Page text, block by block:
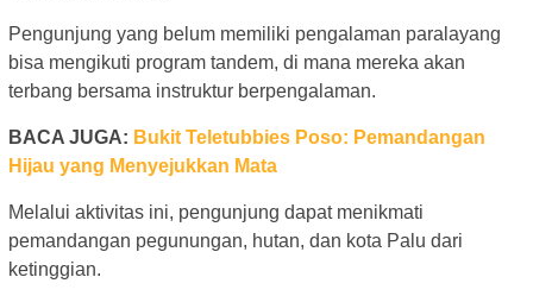
Pengunjung yang belum memiliki pengalaman paralayang
bisa mengikuti program tandem, di mana mereka akan
terbang bersama instruktur berpengalaman.
BACA JUGA: Bukit Teletubbies Poso: Pemandangan
Hijau yang Menyejukkan Mata
Melalui aktivitas ini, pengunjung dapat menikmati
pemandangan pegunungan, hutan, dan kota Palu dari
ketinggian.